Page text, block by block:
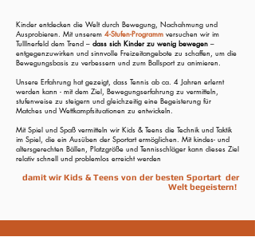
Kinder entdecken die Welt durch Bewegung, Nachahmung und
Ausprobieren. Mit unserem 4-Stufen-Programm versuchen wir im
Tulllnerfeld dem Trend – dass sich Kinder zu wenig bewegen –
entgegenzuwirken und sinnvolle Freizeitangebote zu schaffen, um die
Bewegungsbasis zu verbessern und zum Ballsport zu animieren.
Unsere Erfahrung hat gezeigt, dass Tennis ab ca. 4 Jahren erlernt
werden kann - mit dem Ziel, Bewegungserfahrung zu vermitteln,
stufenweise zu steigern und gleichzeitig eine Begeisterung für
Matches und Wettkampfsituationen zu entwickeln.
Mit Spiel und Spaß vermitteln wir Kids & Teens die Technik und Taktik
im Spiel, die ein Ausüben der Sportart ermöglichen. Mit kindes- und
altersgerechten Bällen, Platzgröße und Tennisschläger kann dieses Ziel
relativ schnell und problemlos erreicht werden
damit wir Kids & Teens von der besten Sportart der
Welt begeistern!